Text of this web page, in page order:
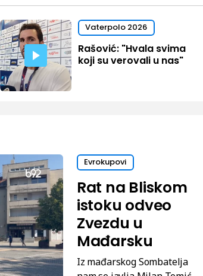
Vaterpolo 2026
Rašović: "Hvala svima
koji su verovali u nas"
Evrokupovi
Rat na Bliskom
istoku odveo
Zvezdu u
Mađarsku
Iz mađarskog Sombatelja